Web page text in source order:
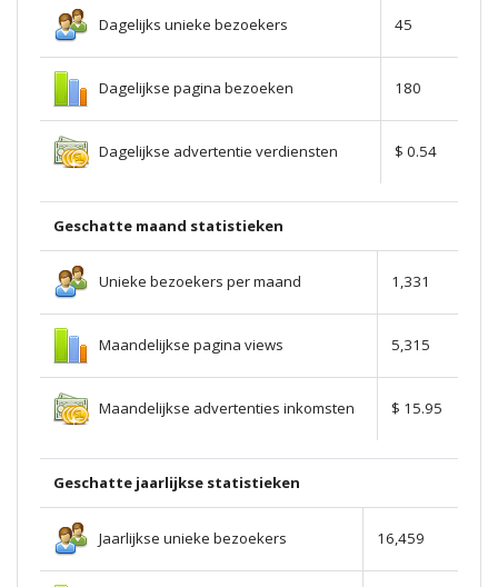
Dagelijks unieke bezoekers 45
Dagelijkse pagina bezoeken 180
Dagelijkse advertentie verdiensten $ 0.54
Geschatte maand statistieken
Unieke bezoekers per maand 1,331
Maandelijkse pagina views 5,315
Maandelijkse advertenties inkomsten $ 15.95
Geschatte jaarlijkse statistieken
Jaarlijkse unieke bezoekers 16,459